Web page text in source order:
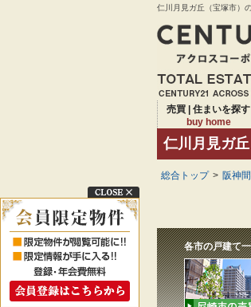
仁川月見ガ丘（宝塚市）
売買 | 住まいを探す
buy home
仁川月見ガ
総合トップ > 阪神
各市の戸建て